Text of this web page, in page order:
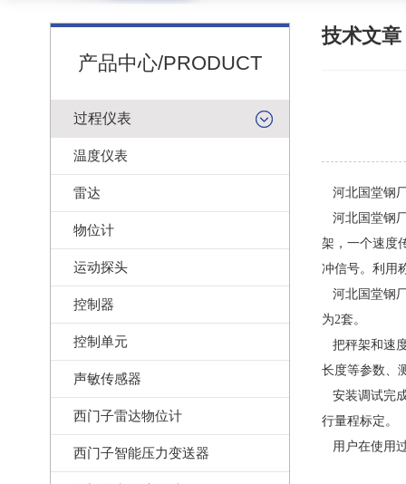
产品中心/PRODUCT
过程仪表
温度仪表
雷达
物位计
运动探头
控制器
控制单元
声敏传感器
西门子雷达物位计
西门子智能压力变送器
技术文章
河北国堂钢
河北国堂钢
架，一个速度
冲信号。利用
河北国堂钢
为2套。
把秤架和速
长度等参数、
安装调试完
行量程标定。
用户在使用